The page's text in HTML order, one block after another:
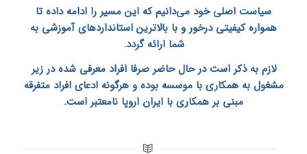
سیاست اصلی خود می‌دانیم که این مسیر را ادامه داده تا
همواره کیفیتی درخور و با بالاترین استاندارد‌های آموزشی به
شما ارائه گردد.
لازم به ذکر است در حال حاضر صرفا افراد معرفی شده در زیر
مشغول به همکاری با موسسه بوده و هرگونه ادعای افراد متفرقه
مبنی بر همکاری با ایران اروپا نامعتبر است.